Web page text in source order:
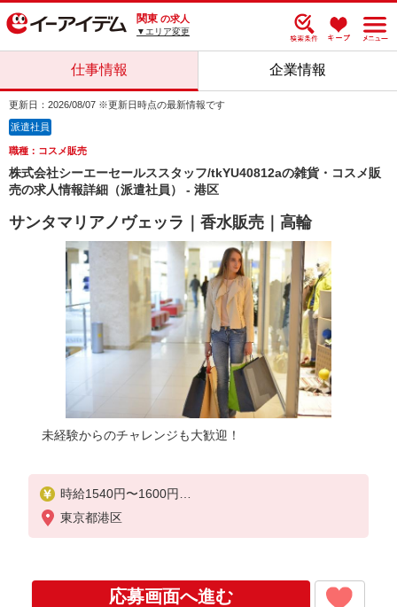
関東 の求人
▼エリア変更
仕事情報 企業情報
更新日：2026/08/07 ※更新日時点の最新情報です
派遣社員
職種：コスメ販売
株式会社シーエーセールススタッフ/tkYU40812aの雑貨・コスメ販
売の求人情報詳細（派遣社員） - 港区
サンタマリアノヴェッラ｜香水販売｜高輪
未経験からのチャレンジも大歓迎！
時給1540円〜1600円
【月給例】時給1,540円 実働7.5H×22日勤務の場合
東京都港区
応募画面へ進む